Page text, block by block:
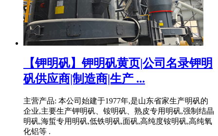
【钾明矾】钾明矾黄页|公司名录钾明
矾供应商|制造商|生产 ...
主营产品: 本公司始建于1977年,是山东省家生产明矾的
企业,主要生产钾明矾、铵明矾、熟皮专用明矾,强制结晶
明矾,海蜇专用明矾,低铁明矾,面矾,高纯度铵明矾,高纯氧
化铝等 .